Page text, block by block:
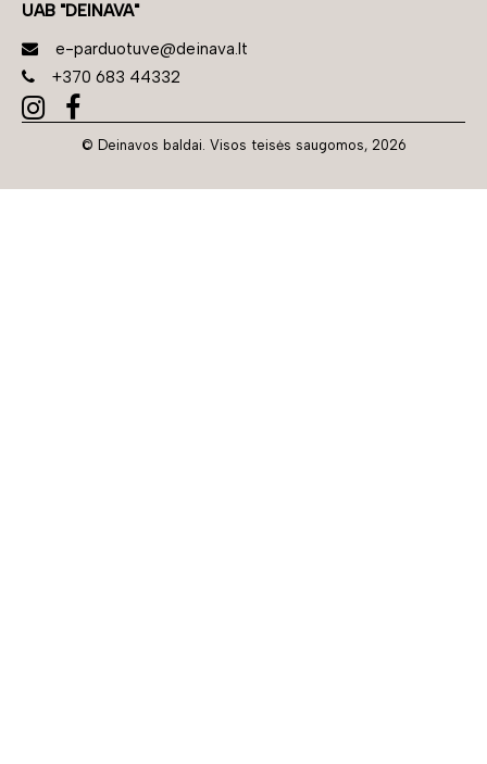
UAB "DEINAVA"
e-parduotuve@deinava.lt
+370 683 44332
© Deinavos baldai. Visos teisės saugomos, 2026